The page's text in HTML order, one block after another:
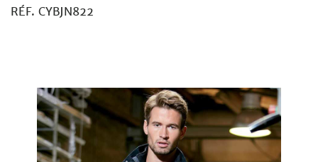
RÉF. CYBJN822